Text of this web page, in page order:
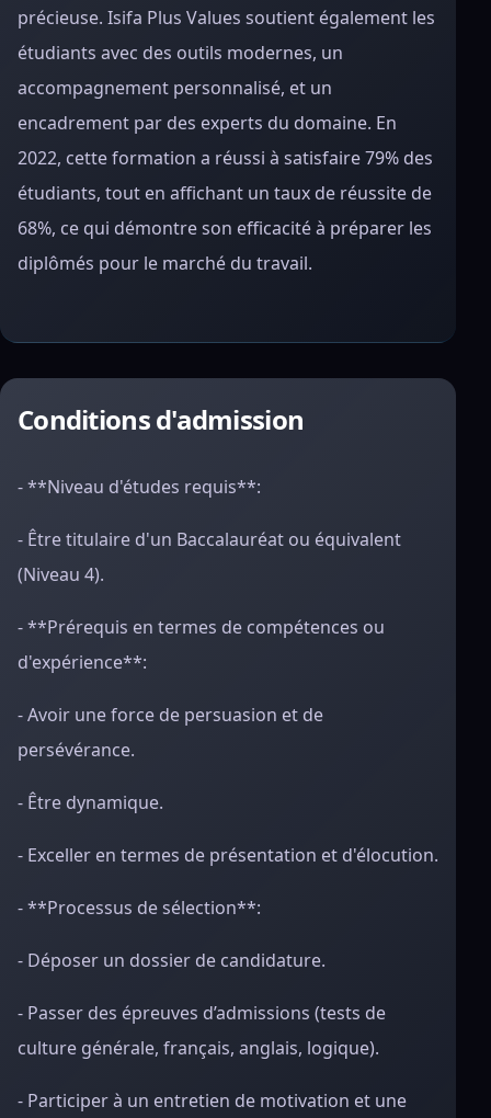
précieuse. Isifa Plus Values soutient également les
étudiants avec des outils modernes, un
accompagnement personnalisé, et un
encadrement par des experts du domaine. En
2022, cette formation a réussi à satisfaire 79% des
étudiants, tout en affichant un taux de réussite de
68%, ce qui démontre son efficacité à préparer les
diplômés pour le marché du travail.
Conditions d'admission
- **Niveau d'études requis**:
- Être titulaire d'un Baccalauréat ou équivalent
(Niveau 4).
- **Prérequis en termes de compétences ou
d'expérience**:
- Avoir une force de persuasion et de
persévérance.
- Être dynamique.
- Exceller en termes de présentation et d'élocution.
- **Processus de sélection**:
- Déposer un dossier de candidature.
- Passer des épreuves d’admissions (tests de
culture générale, français, anglais, logique).
- Participer à un entretien de motivation et une